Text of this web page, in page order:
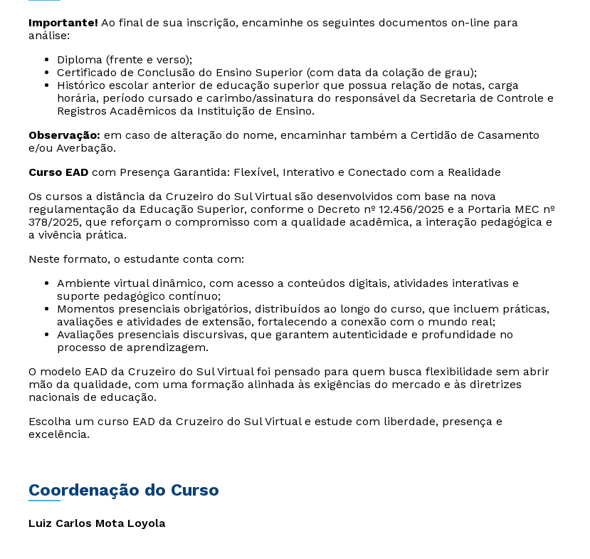
Importante! Ao final de sua inscrição, encaminhe os seguintes documentos on-line para
análise:
Diploma (frente e verso);
Certificado de Conclusão do Ensino Superior (com data da colação de grau);
Histórico escolar anterior de educação superior que possua relação de notas, carga
horária, período cursado e carimbo/assinatura do responsável da Secretaria de Controle e
Registros Acadêmicos da Instituição de Ensino.
Observação: em caso de alteração do nome, encaminhar também a Certidão de Casamento
e/ou Averbação.
Curso EAD com Presença Garantida: Flexível, Interativo e Conectado com a Realidade
Os cursos a distância da Cruzeiro do Sul Virtual são desenvolvidos com base na nova
regulamentação da Educação Superior, conforme o Decreto nº 12.456/2025 e a Portaria MEC nº
378/2025, que reforçam o compromisso com a qualidade acadêmica, a interação pedagógica e
a vivência prática.
Neste formato, o estudante conta com:
Ambiente virtual dinâmico, com acesso a conteúdos digitais, atividades interativas e
suporte pedagógico contínuo;
Momentos presenciais obrigatórios, distribuídos ao longo do curso, que incluem práticas,
avaliações e atividades de extensão, fortalecendo a conexão com o mundo real;
Avaliações presenciais discursivas, que garantem autenticidade e profundidade no
processo de aprendizagem.
O modelo EAD da Cruzeiro do Sul Virtual foi pensado para quem busca flexibilidade sem abrir
mão da qualidade, com uma formação alinhada às exigências do mercado e às diretrizes
nacionais de educação.
Escolha um curso EAD da Cruzeiro do Sul Virtual e estude com liberdade, presença e
excelência.
Coordenação do Curso
Luiz Carlos Mota Loyola